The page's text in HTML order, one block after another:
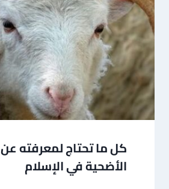
كل ما تحتاج لمعرفته
الأضحية في الإسلام